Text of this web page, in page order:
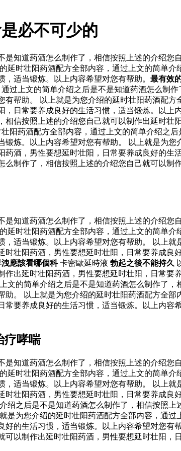
必不可少的
知道药酒怎么制作了，相信按照上述的介绍
时壮阳药酒配方全部内容，通过上文的简单
适当锻炼。以上内容希望对您有帮助。 最有效
过上文的简单介绍之后是不是知道药酒怎么制
帮助。 以上就是为您介绍的延时壮阳药酒配
日常要养成良好的生活习惯，适当锻炼。以上
信按照上述的介绍您自己就可以制作出延时壮
阳药酒配方全部内容，通过上文的简单介绍之
炼。以上内容希望对您有帮助。 以上就是为
酒，男性要想延时壮阳，日常要养成良好的生
制作了，相信按照上述的介绍您自己就可以
知道药酒怎么制作了，相信按照上述的介绍
时壮阳药酒配方全部内容，通过上文的简单
适当锻炼。以上内容希望对您有帮助。 以上
壮阳药酒，男性要想延时壮阳，日常要养成良
洩應該看哪個科卡密歐延時液 勃起之後不能持久
出延时壮阳药酒，男性要想延时壮阳，日常要
文的简单介绍之后是不是知道药酒怎么制作了
。 以上就是为您介绍的延时壮阳药酒配方全部
要养成良好的生活习惯，适当锻炼。以上内容
疗哮喘
知道药酒怎么制作了，相信按照上述的介绍
时壮阳药酒配方全部内容，通过上文的简单
适当锻炼。以上内容希望对您有帮助。 以上
壮阳药酒，男性要想延时壮阳，日常要养成良
绍之后是不是知道药酒怎么制作了，相信按照
为您介绍的延时壮阳药酒配方全部内容，通
的生活习惯，适当锻炼。以上内容希望对您有
以制作出延时壮阳药酒，男性要想延时壮阳